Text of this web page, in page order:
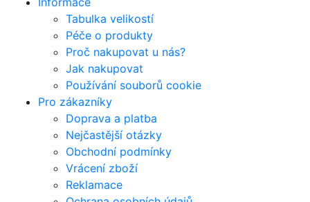
Tabulka velikostí
Péče o produkty
Proč nakupovat u nás?
Jak nakupovat
Používání souborů cookie
Pro zákazníky
Doprava a platba
Nejčastější otázky
Obchodní podmínky
Vrácení zboží
Reklamace